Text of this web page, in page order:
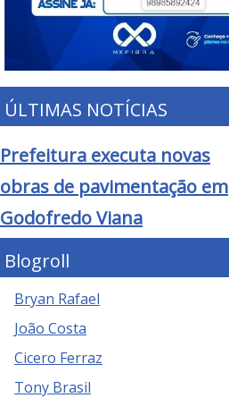
ÚLTIMAS NOTÍCIAS
Prefeitura executa novas
obras de pavimentação em
Godofredo Viana
Blogroll
Bryan Rafael
João Costa
Cicero Ferraz
Tony Brasil